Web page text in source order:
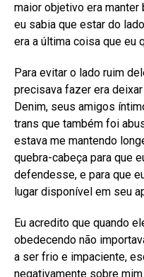
maior objetivo era
eu sabia que estar do
era a última coisa que eu
Para evitar o lado ruim
precisava fazer era
Denim, seus amigos
trans que também foi
estava me mantendo
quebra-cabeça para que
defendesse, e para que
lugar disponível em seu
Eu acredito que quando
obedecendo não
a ser frio e impaciente,
negativamente sobre